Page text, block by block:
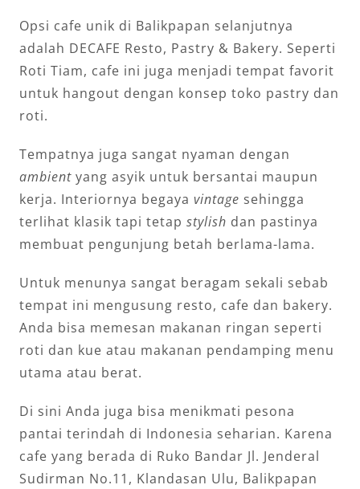
Opsi cafe unik di Balikpapan selanjutnya
adalah DECAFE Resto, Pastry & Bakery. Seperti
Roti Tiam, cafe ini juga menjadi tempat favorit
untuk hangout dengan konsep toko pastry dan
roti.
Tempatnya juga sangat nyaman dengan
ambientyang asyik untuk bersantai maupun
kerja. Interiornya begaya vintage sehingga
terlihat klasik tapi tetap stylish dan pastinya
membuat pengunjung betah berlama-lama.
Untuk menunya sangat beragam sekali sebab
tempat ini mengusung resto, cafe dan bakery.
Anda bisa memesan makanan ringan seperti
roti dan kue atau makanan pendamping menu
utama atau berat.
Di sini Anda juga bisa menikmati pesona
pantai terindah di Indonesia seharian. Karena
cafe yang berada di Ruko Bandar Jl. Jenderal
Sudirman No.11, Klandasan Ulu, Balikpapan